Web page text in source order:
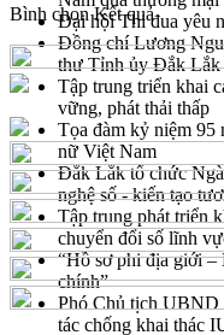
Đại hội Thi đua yêu
Đồng chí Lương
thư Tỉnh ủy Đắk Lắk
Tập trung triển khai
vững, phát thải thấp
Tọa đàm kỷ niệm 95
nữ Việt Nam
Đắk Lắk tổ chức
nghệ số - kiến tạo
Tập trung phát triển
chuyển đổi số lĩnh
“Hồ sơ phi địa giới –
chính”
Phó Chủ tịch UBND
tác chống khai thác
Bình chọnKết quả